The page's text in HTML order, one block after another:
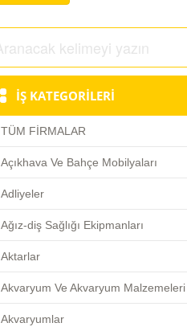
İŞ KATEGORİLERİ
TÜM FİRMALAR
Açıkhava Ve Bahçe Mobilyaları
Adliyeler
Ağız-diş Sağlığı Ekipmanları
Aktarlar
Akvaryum Ve Akvaryum Malzemeleri
Akvaryumlar